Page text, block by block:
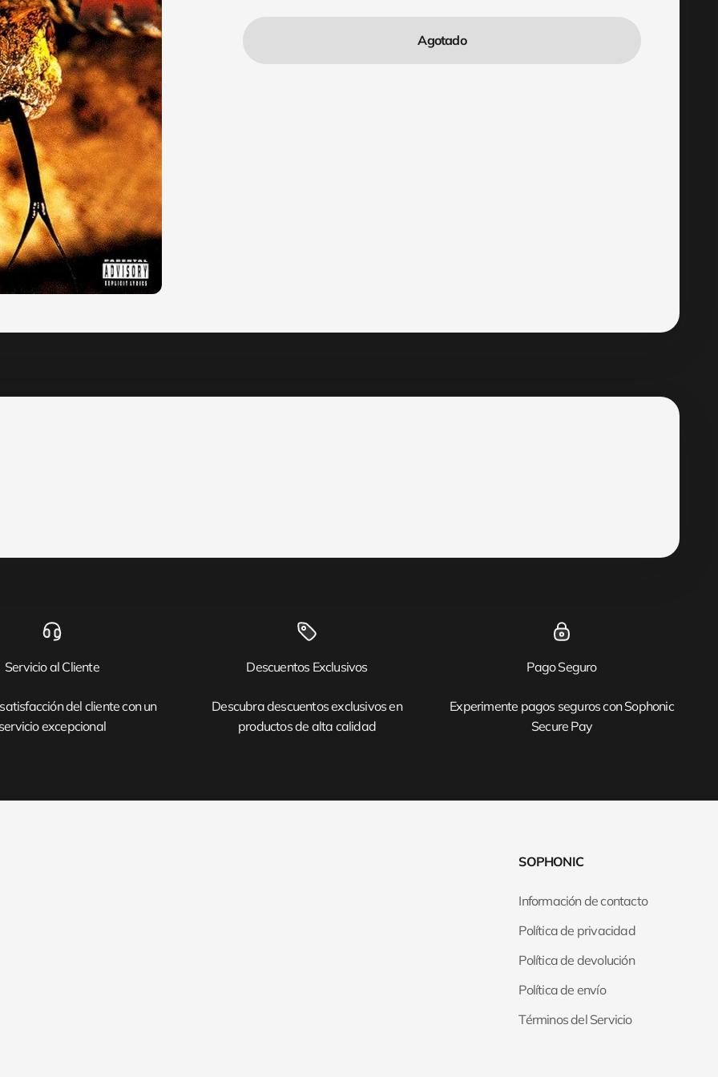
Agotado
Servicio al Cliente
del cliente con un
excepcional
Descuentos Exclusivos
Descubra descuentos exclusivos en
productos de alta calidad
Pago Seguro
Experimente pagos seguros con Sophonic
Secure Pay
SOPHONIC
Información de contacto
Política de privacidad
Política de devolución
Política de envío
Términos del Servicio